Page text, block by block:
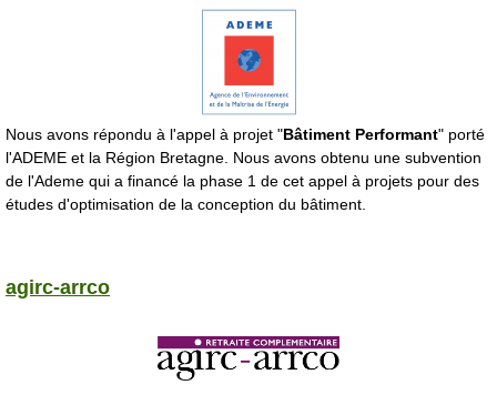
Nous avons répondu à l'appel à projet "Bâtiment Performant" porté
l'ADEME et la Région Bretagne. Nous avons obtenu une subvention
de l'Ademe qui a financé la phase 1 de cet appel à projets pour des
études d'optimisation de la conception du bâtiment.
agirc-arrco